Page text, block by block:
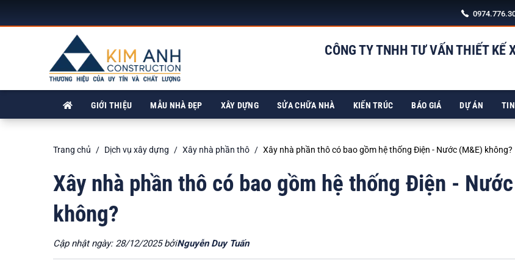
CÔNG TY TNHH TƯ VẤN THIẾT KẾ
GIỚI THIỆU MẪU NHÀ ĐẸP XÂY DỰNG SỬA CHỮA NHÀ KIẾN TRÚC BÁO GIÁ DỰ ÁN
Trang chủ Dịch vụ xây dựng Xây nhà phần thô Xây nhà phần thô có bao gồm hệ thống Điện - Nước (M&E) không?
Xây nhà phần thô có bao gồm hệ thống Điện -
không?
Cập nhật ngày: 28/12/2025 bởiNguyễn Duy Tuấn